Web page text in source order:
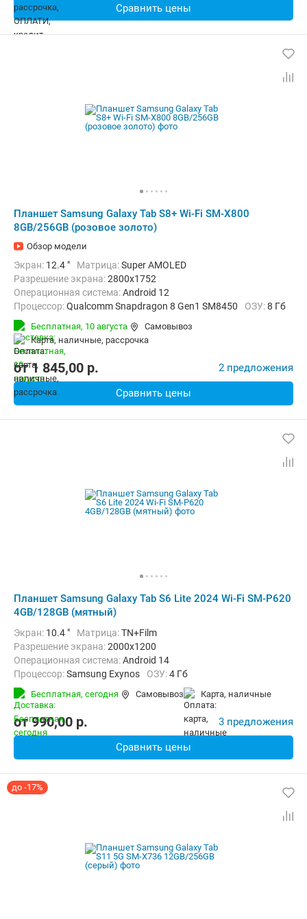
Сравнить цены
Планшет Samsung Galaxy Tab S8+ Wi-Fi SM-X800
8GB/256GB (розовое золото)
Обзор модели
Экран: 12.4 " Матрица:Super AMOLED
Разрешение экрана:2800x1752
Операционная система:Android 12
Процессор:Qualcomm Snapdragon 8 Gen1 SM8450 ОЗУ:8 Гб
Встроенная память:
Беспроводная связь:Bluetooth, Wi-Fi
Комплектация:
Перо (стилус)
Бесплатная, 10 августа
Самовывоз
карта, наличные, рассрочка
от1 845,00 p. 2 предложения
Сравнить цены
Планшет Samsung Galaxy Tab S6 Lite 2024 Wi-Fi SM-P620
4GB/128GB (мятный)
Экран: 10.4 " Матрица:TN+Film
Разрешение экрана:2000x1200
Операционная система:Android 14
Процессор:Samsung Exynos ОЗУ:4 Гб
Встроенная память:
Тыловая камера:
Беспроводная связь:
Bluetooth, Wi-Fi
Комплектация:
465 г
Бесплатная, сегодня Самовывоз карта, наличные
от990,00 p. 3 предложения
Сравнить цены
до -17%